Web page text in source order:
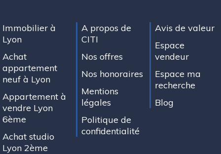
Immobilier à
Lyon
Achat
appartement
neuf à Lyon
Appartement à
vendre Lyon
6ème
Achat studio
Lyon 2ème
A propos de
CITI
Nos offres
Nos honoraires
Mentions
légales
Politique de
confidentialité
Avis de valeur
Espace
vendeur
Espace ma
recherche
Blog